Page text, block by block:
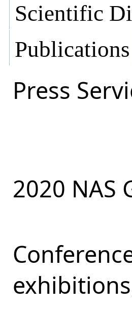
Scientific
Publications
Press
2020 NAS